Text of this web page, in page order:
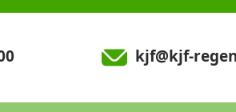
kjf@kjf-